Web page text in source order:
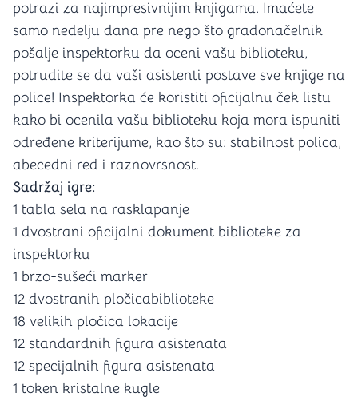
potrazi za najimpresivnijim knjigama. Imaćete
samo nedelju dana pre nego što gradonačelnik
pošalje inspektorku da oceni vašu biblioteku,
potrudite se da vaši asistenti postave sve knjige na
police! Inspektorka će koristiti oficijalnu ček listu
kako bi ocenila vašu biblioteku koja mora ispuniti
određene kriterijume, kao što su: stabilnost polica,
abecedni red i raznovrsnost.
Sadržaj igre:
1 tabla sela na rasklapanje
1 dvostrani oficijalni dokument biblioteke za
inspektorku
1 brzo-sušeći marker
12 dvostranih pločicabiblioteke
18 velikih pločica lokacije
12 standardnih figura asistenata
12 specijalnih figura asistenata
1 token kristalne kugle